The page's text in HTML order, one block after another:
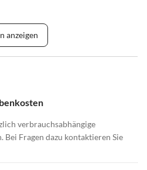
anzeigen
verbrauchsabhängige
Bei Fragen dazu kontaktieren Sie